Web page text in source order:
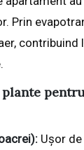
Prin
contribuind
Ușor